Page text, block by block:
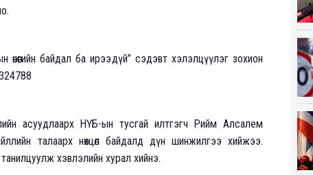
байдал ба ирээдүй” сэдэвт хэлэлцүүлэг зохион
асуудлаарх НҮБ-ын тусгай илтгэгч Рийм Алсалем
талаарх нөхцөл байдалд дүн шинжилгээ хийжээ.
хэвлэлийн хурал хийнэ.